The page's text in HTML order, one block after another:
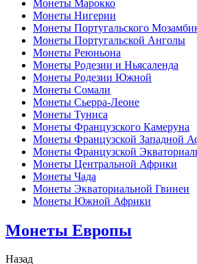
Монеты Марокко
Монеты Нигерии
Монеты Португальского
Монеты Португальской Анголы
Монеты Реюньона
Монеты Родезии и Ньясаленда
Монеты Родезии Южной
Монеты Сомали
Монеты Сьерра-Леоне
Монеты Туниса
Монеты Французского Камеруна
Монеты Французской Западной
Монеты Французской
Монеты Центральной Африки
Монеты Чада
Монеты Экваториальной Гвинеи
Монеты Южной Африки
Монеты Европы
Назад